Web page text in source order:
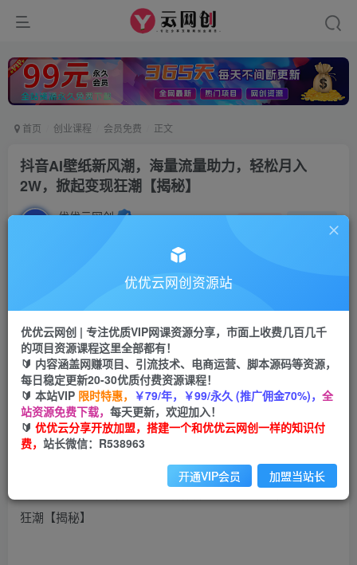
首页 创业课程 会员免费 正文
抖音AI壁纸新风潮，海量流量助力，轻松月入
2W，掀起变现狂潮【揭秘】
优优云网创 私信
云币 9.9 云币99
会员免费
立即购买
您当前未登录！建议登陆后购买，可保存购买订单
抖音AI壁纸新风潮，海量流量助力，轻松月入2W，掀起变现
狂潮【揭秘】
优优云网创资源站
优优云网创 | 专注优质VIP网课资源分享，市面上收费几百几千
的项目资源课程这里全部都有！
🔰 内容涵盖网赚项目、引流技术、电商运营、脚本源码等资源，
每日稳定更新20-30优质付费资源课程！
🔰 本站VIP 限时特惠， ￥79/年，￥99/永久 (推广佣金70%)， 全
站资源免费下载， 每天更新，欢迎加入！
🔰 优优云分享开放加盟，搭建一个和优优云网创一样的知识付
费， 站长微信：R538963
开通VIP会员 加盟当站长